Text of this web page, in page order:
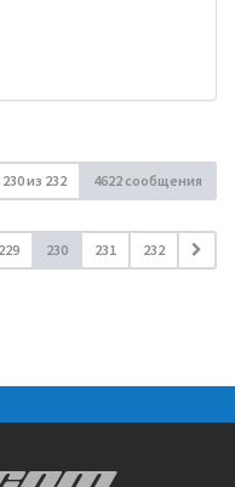
230из 232 4622 сообщения
229 230 231 232